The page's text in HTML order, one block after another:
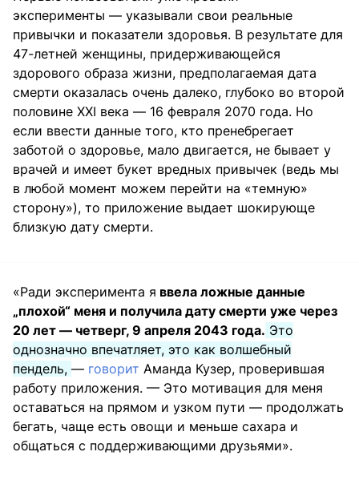
эксперименты — указывали свои реальные
привычки и показатели здоровья. В результате для
47-летней женщины, придерживающейся
здорового образа жизни, предполагаемая дата
смерти оказалась очень далеко, глубоко во второй
половине XXI века — 16 февраля 2070 года. Но
если ввести данные того, кто пренебрегает
заботой о здоровье, мало двигается, не бывает у
врачей и имеет букет вредных привычек (ведь мы
в любой момент можем перейти на «темную»
сторону»), то приложение выдает шокирующе
близкую дату смерти.
«Ради эксперимента я ввела ложные данные
„плохой“ меня и получила дату смерти уже через
20 лет — четверг, 9 апреля 2043 года. Это
однозначно впечатляет, это как волшебный
пендель, — говорит Аманда Кузер, проверившая
работу приложения. — Это мотивация для меня
оставаться на прямом и узком пути — продолжать
бегать, чаще есть овощи и меньше сахара и
общаться с поддерживающими друзьями».